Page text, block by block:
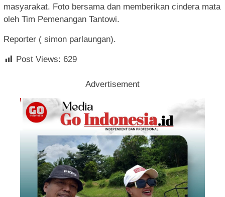
masyarakat. Foto bersama dan memberikan cindera mata
oleh Tim Pemenangan Tantowi.
Reporter ( simon parlaungan).
Post Views: 629
Advertisement